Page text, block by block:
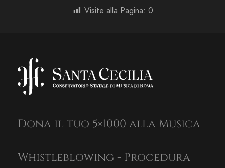
Visite alla Pagina: 0
Dona il tuo 5×1000 alla Musica
Whistleblowing - Procedura